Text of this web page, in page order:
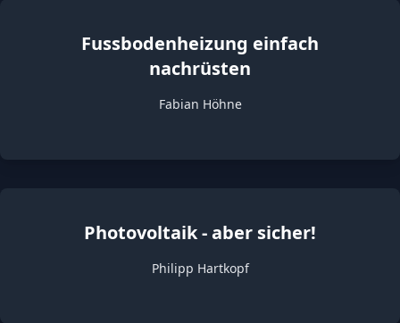
Fussbodenheizung einfach
nachrüsten
Fabian Höhne
Photovoltaik - aber sicher!
Philipp Hartkopf